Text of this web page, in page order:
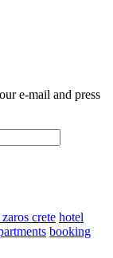
e-mail and press
crete hotel
booking